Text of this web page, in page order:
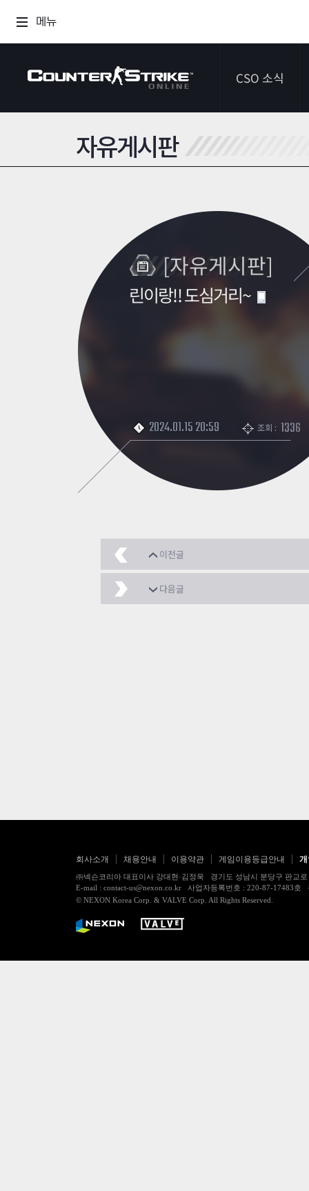
메뉴
CSO 소식
자유게시판
[자유게시판]
린이랑!! 도심거리~
2024.01.15 20:59 조회 : 1336
이전글
블종님이랑!!
다음글
회사소개 채용안내 이용약관 게임이용등급안내
㈜넥슨코리아 대표이사 강대현·김정욱 경기도 성남시 분당구 판교
E-mail : contact-us@nexon.co.kr 사업자등록번호 : 220-87-17483
© NEXON Korea Corp. & VALVE Corp. All Rights Reserved.